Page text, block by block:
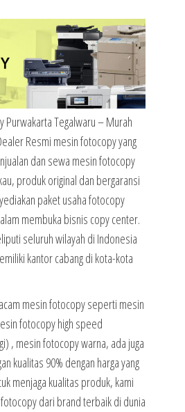
Purwakarta Tegalwaru – Murah
Resmi mesin fotocopy yang
dan sewa mesin fotocopy
produk original dan bergaransi
paket usaha fotocopy
membuka bisnis copy center.
seluruh wilayah di Indonesia
kantor cabang di kota-kota
mesin fotocopy seperti mesin
fotocopy high speed
, mesin fotocopy warna, ada juga
kualitas 90% dengan harga yang
menjaga kualitas produk, kami
dari brand terbaik di dunia